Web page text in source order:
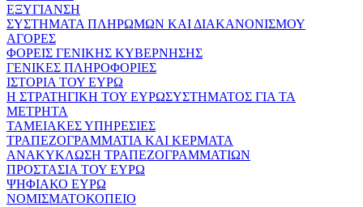
ΕΞΥΓΙΑΝΣΗ
ΣΥΣΤΗΜΑΤΑ ΠΛΗΡΩΜΩΝ ΚΑΙ ΔΙΑΚΑΝΟΝΙΣΜΟΥ
ΑΓΟΡΕΣ
ΦΟΡΕΙΣ ΓΕΝΙΚΗΣ ΚΥΒΕΡΝΗΣΗΣ
ΓΕΝΙΚΕΣ ΠΛΗΡΟΦΟΡΙΕΣ
ΙΣΤΟΡΙΑ ΤΟΥ ΕΥΡΩ
Η ΣΤΡΑΤΗΓΙΚΗ ΤΟΥ ΕΥΡΩΣΥΣΤΗΜΑΤΟΣ ΓΙΑ ΤΑ
ΜΕΤΡΗΤΑ
ΤΑΜΕΙΑΚΕΣ ΥΠΗΡΕΣΙΕΣ
ΤΡΑΠΕΖΟΓΡΑΜΜΑΤΙΑ ΚΑΙ ΚΕΡΜΑΤΑ
ΑΝΑΚΥΚΛΩΣΗ ΤΡΑΠΕΖΟΓΡΑΜΜΑΤΙΩΝ
ΠΡΟΣΤΑΣΙΑ ΤΟΥ ΕΥΡΩ
ΨΗΦΙΑΚΟ ΕΥΡΩ
ΝΟΜΙΣΜΑΤΟΚΟΠΕΙΟ